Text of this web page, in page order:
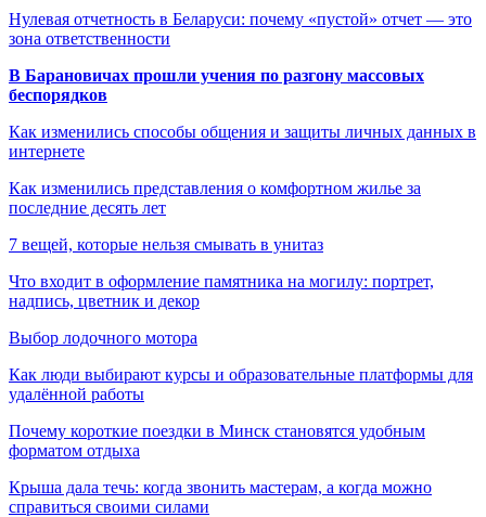
Нулевая отчетность в Беларуси: почему «пустой» отчет — это
зона ответственности
В Барановичах прошли учения по разгону массовых
беспорядков
Как изменились способы общения и защиты личных данных в
интернете
Как изменились представления о комфортном жилье за
последние десять лет
7 вещей, которые нельзя смывать в унитаз
Что входит в оформление памятника на могилу: портрет,
надпись, цветник и декор
Выбор лодочного мотора
Как люди выбирают курсы и образовательные платформы для
удалённой работы
Почему короткие поездки в Минск становятся удобным
форматом отдыха
Крыша дала течь: когда звонить мастерам, а когда можно
справиться своими силами